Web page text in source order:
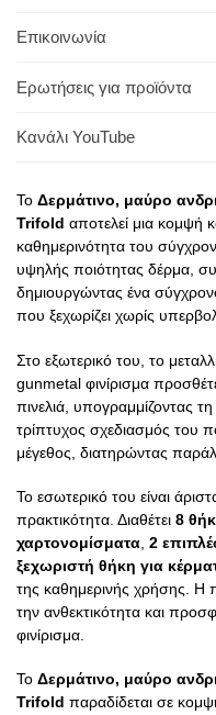
Επικοινωνία
Ερωτήσεις για προϊόντα
Κανάλι YouTube
Το Δερμάτινο, μαύρο
Trifold αποτελεί μια κομψή
καθημερινότητα του
υψηλής ποιότητας δέρμα,
δημιουργώντας ένα
που ξεχωρίζει χωρίς
Στο εξωτερικό του, το
gunmetal φινίρισμα
πινελιά, υπογραμμίζοντας
τρίπτυχος σχεδιασμός του
μέγεθος, διατηρώντας
Το εσωτερικό του είναι
πρακτικότητα. Διαθέτει 8
χαρτονομίσματα 2
ξεχωριστή θήκη για
της καθημερινής χρήσης. Η
την ανθεκτικότητα και
φινίρισμα.
Το Δερμάτινο, μαύρο
Trifold παραδίδεται σε